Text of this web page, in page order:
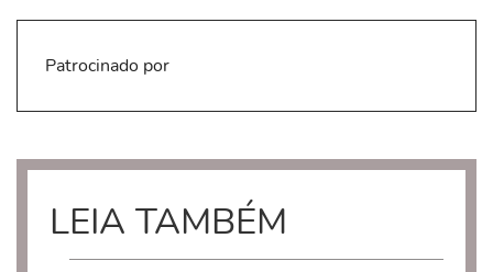
Patrocinado por
LEIA TAMBÉM